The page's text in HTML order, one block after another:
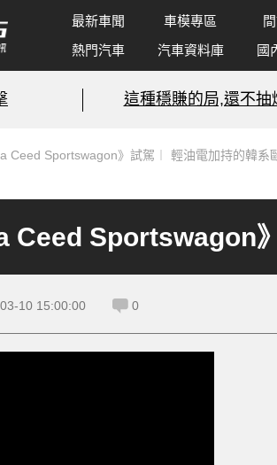
最新車聞 車模專區
熱門汽車
汽車資料庫 國
這種穩賺的局,還不抽
Ceed Sportswagon》試駕︱ 輕油電加持的韓系
Ceed Sportswagon
10 15:00:00 0